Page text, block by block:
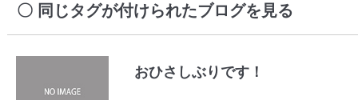
同じタグが付けられたブログを見る
おひさしぶりです！